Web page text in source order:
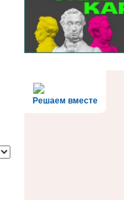
Решаем вместе